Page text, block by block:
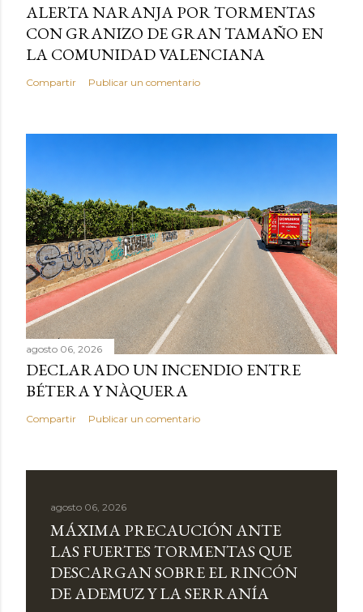
ALERTA NARANJA POR TORMENTAS
CON GRANIZO DE GRAN TAMAÑO EN
LA COMUNIDAD VALENCIANA
Compartir Publicar un comentario
agosto 06, 2026
DECLARADO UN INCENDIO ENTRE
BÉTERA Y NÀQUERA
Compartir Publicar un comentario
agosto 06, 2026
MÁXIMA PRECAUCIÓN ANTE
LAS FUERTES TORMENTAS QUE
DESCARGAN SOBRE EL RINCÓN
DE ADEMUZ Y LA SERRANÍA